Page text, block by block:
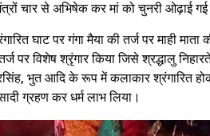
चार से अभिषेक कर मां को चुनरी ओढ़ाई
घाट पर गंगा मैया की तर्ज पर माही
पर विशेष श्रृंगार किया जिसे श्रद्धालु
भुत आदि के रूप में कलाकार श्रंगारित
ग्रहण कर धर्म लाभ लिया।